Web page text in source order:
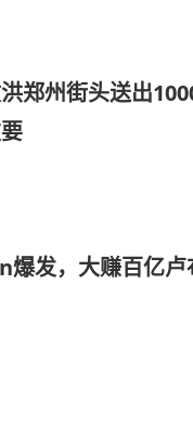
郑州街头送出
爆发，大赚百亿卢